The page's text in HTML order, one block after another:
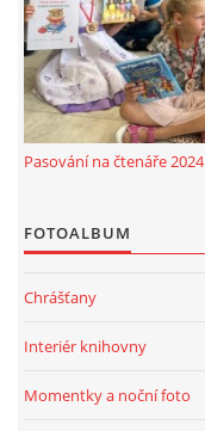
Pasování na čtenáře 2024
FOTOALBUM
Chrášťany
Interiér knihovny
Momentky a noční foto